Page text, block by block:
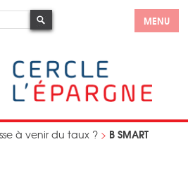
MENU
à venir du taux ? > B SMART